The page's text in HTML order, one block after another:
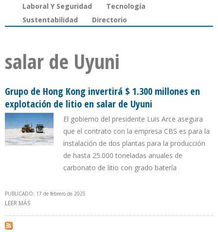
Laboral Y Seguridad
Tecnología
Sustentabilidad
Directorio
salar de Uyuni
Grupo de Hong Kong invertirá $ 1.300 millones en
explotación de litio en salar de Uyuni
El gobierno del presidente Luis Arce asegura
que el contrato con la empresa CBS es para la
instalación de dos plantas para la producción
de hasta 25.000 toneladas anuales de
carbonato de litio con grado batería
PUBLICADO: 17 de febrero de 2025
LEER MÁS